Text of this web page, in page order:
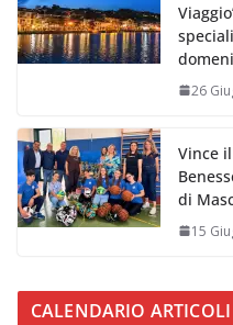
26
Vince
di
15
CALENDARIO ARTICOLI